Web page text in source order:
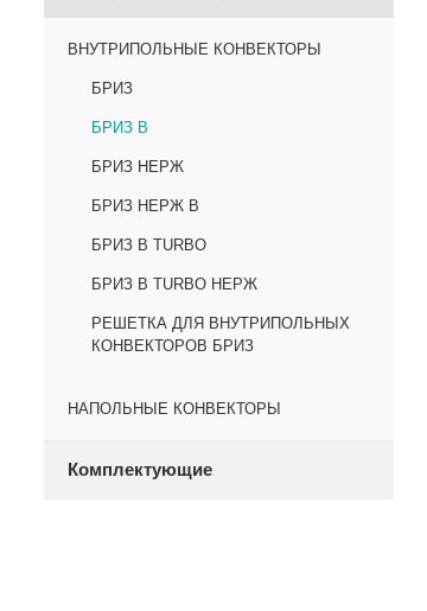
ВНУТРИПОЛЬНЫЕ КОНВЕКТОРЫ
БРИЗ
БРИЗ В
БРИЗ НЕРЖ
БРИЗ НЕРЖ В
БРИЗ В TURBO
БРИЗ В TURBO НЕРЖ
РЕШЕТКА ДЛЯ ВНУТРИПОЛЬНЫХ
КОНВЕКТОРОВ БРИЗ
НАПОЛЬНЫЕ КОНВЕКТОРЫ
Комплектующие